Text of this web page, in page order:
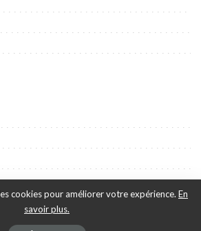
- 2024 - Tous droits réservés | Créé par Ewing
cookies pour améliorer votre expérience. En
savoir plus.